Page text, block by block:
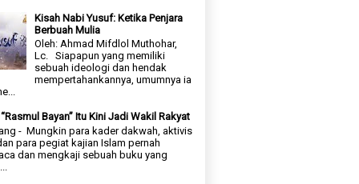
Kisah Nabi Yusuf: Ketika Penjara
Berbuah Mulia
Oleh: Ahmad Mifdlol Muthohar,
Lc. Siapapun yang memiliki
sebuah ideologi dan hendak
mempertahankannya, umumnya ia
Bayan” Itu Kini Jadi Wakil Rakyat
- Mungkin para kader dakwah, aktivis
para pegiat kajian Islam pernah
dan mengkaji sebuah buku yang